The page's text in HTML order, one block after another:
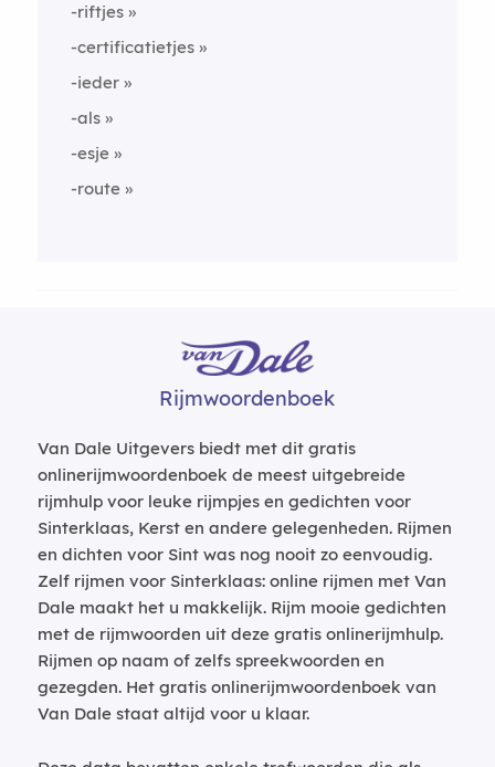
-riftjes
-certificatietjes
-ieder
-als
-esje
-route
Rijmwoordenboek
Van Dale Uitgevers biedt met dit gratis
onlinerijmwoordenboek de meest uitgebreide
rijmhulp voor leuke rijmpjes en gedichten voor
Sinterklaas, Kerst en andere gelegenheden. Rijmen
en dichten voor Sint was nog nooit zo eenvoudig.
Zelf rijmen voor Sinterklaas: online rijmen met Van
Dale maakt het u makkelijk. Rijm mooie gedichten
met de rijmwoorden uit deze gratis onlinerijmhulp.
Rijmen op naam of zelfs spreekwoorden en
gezegden. Het gratis onlinerijmwoordenboek van
Van Dale staat altijd voor u klaar.